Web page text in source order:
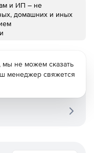
и ИП – не
домашних и иных
мы не можем сказать
менеджер свяжется